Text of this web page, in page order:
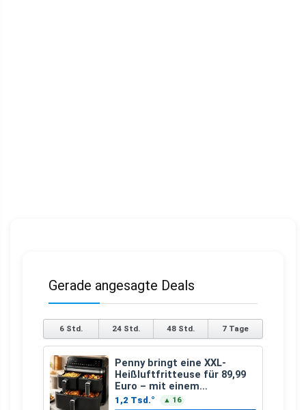
Gerade angesagte Deals
6 Std. 24 Std. 48 Std. 7 Tage
Penny bringt eine XXL-
Heißluftfritteuse für 89,99
Euro – mit einem
besonderen Vorteil
1,2 Tsd.° ▲ 16